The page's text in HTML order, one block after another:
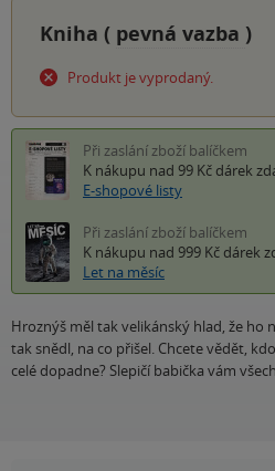
Kniha ( pevná vazba )
Produkt je vyprodaný.
Při zaslání zboží balíčkem
K nákupu nad 99 Kč dárek
E-shopové listy
Při zaslání zboží balíčkem
K nákupu nad 999 Kč dárek
Let na měsíc
Hroznýš měl tak velikánský hlad, že ho
tak snědl, na co přišel. Chcete vědět,
celé dopadne? Slepičí babička vám